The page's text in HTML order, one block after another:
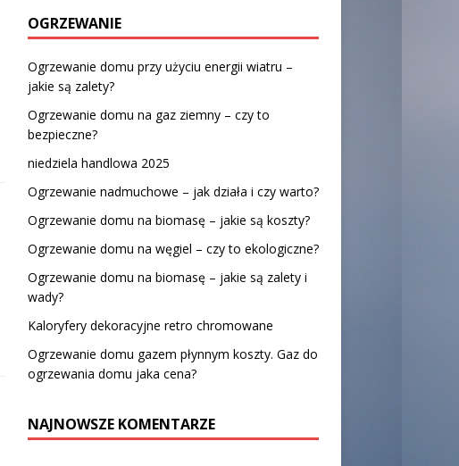
OGRZEWANIE
Ogrzewanie domu przy użyciu energii wiatru –
jakie są zalety?
Ogrzewanie domu na gaz ziemny – czy to
bezpieczne?
niedziela handlowa 2025
Ogrzewanie nadmuchowe – jak działa i czy warto?
Ogrzewanie domu na biomasę – jakie są koszty?
Ogrzewanie domu na węgiel – czy to ekologiczne?
Ogrzewanie domu na biomasę – jakie są zalety i
wady?
Kaloryfery dekoracyjne retro chromowane
Ogrzewanie domu gazem płynnym koszty. Gaz do
ogrzewania domu jaka cena?
NAJNOWSZE KOMENTARZE